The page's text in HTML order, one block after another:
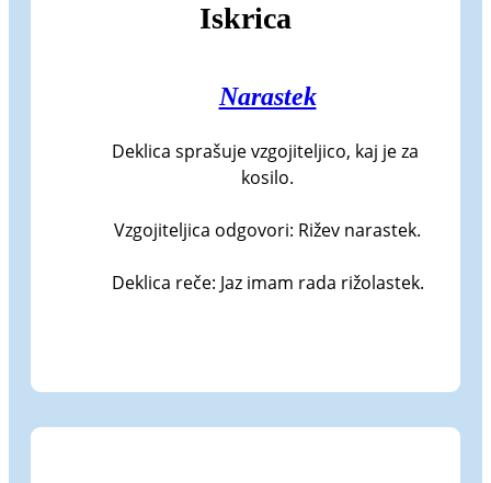
Iskrica
Narastek
Deklica sprašuje vzgojiteljico, kaj je za
kosilo.
Vzgojiteljica odgovori: Rižev narastek.
Deklica reče: Jaz imam rada rižolastek.